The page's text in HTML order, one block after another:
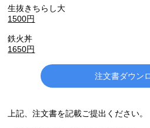
生抜きちらし大
1500円
鉄火丼
1650円
注文書ダウン
上記、注文書を記載ご提出ください。